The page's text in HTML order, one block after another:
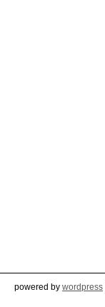
powered by wordpress